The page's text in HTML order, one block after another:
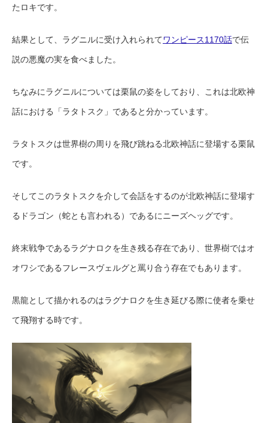
たロキです。
結果として、ラグニルに受け入れられてワンピース1170話で伝
説の悪魔の実を食べました。
ちなみにラグニルについては栗鼠の姿をしており、これは北欧神
話における「ラタトスク」であると分かっています。
ラタトスクは世界樹の周りを飛び跳ねる北欧神話に登場する栗鼠
です。
そしてこのラタトスクを介して会話をするのが北欧神話に登場す
るドラゴン（蛇とも言われる）であるにニーズヘッグです。
終末戦争であるラグナロクを生き残る存在であり、世界樹ではオ
オワシであるフレースヴェルグと罵り合う存在でもあります。
黒龍として描かれるのはラグナロクを生き延びる際に使者を乗せ
て飛翔する時です。